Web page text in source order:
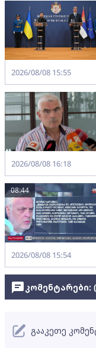
2026/08/08 15:55
2026/08/08 16:18
08:44
2026/08/08 15:54
კომენტარები: (
გააკეთე